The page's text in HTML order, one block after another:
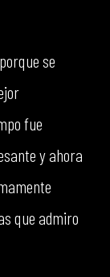
se
fue
y ahora
que admiro